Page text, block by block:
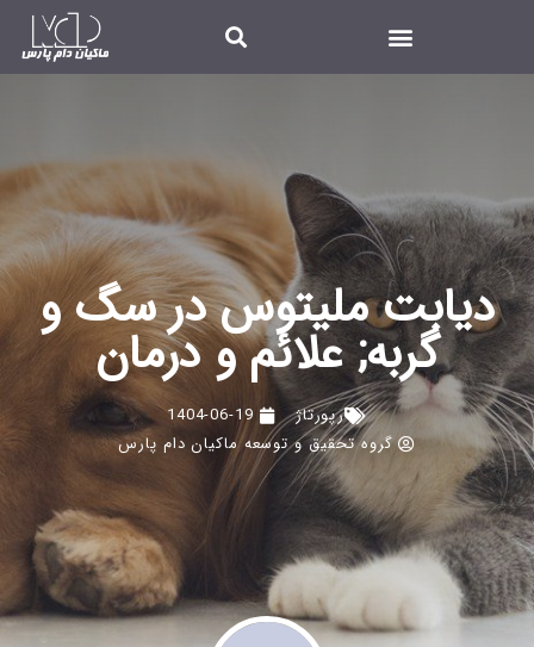
دیابت ملیتوس در سگ و
گربه; علائم و درمان
رپورتاژ
1404-06-19
گروه تحقیق و توسعه ماکیان دام پارس